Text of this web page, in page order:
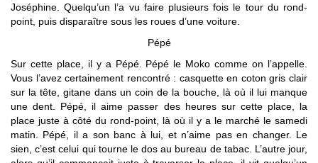
Joséphine. Quelqu’un l’a vu faire plusieurs fois le tour du rond-
point, puis disparaître sous les roues d’une voiture.
Pépé
Sur cette place, il y a Pépé. Pépé le Moko comme on l’appelle.
Vous l’avez certainement rencontré : casquette en coton gris clair
sur la tête, gitane dans un coin de la bouche, là où il lui manque
une dent. Pépé, il aime passer des heures sur cette place, la
place juste à côté du rond-point, là où il y a le marché le samedi
matin. Pépé, il a son banc à lui, et n’aime pas en changer. Le
sien, c’est celui qui tourne le dos au bureau de tabac. L’autre jour,